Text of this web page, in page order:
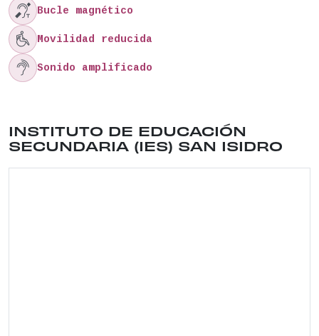
 Bucle magnético
 Movilidad reducida
 Sonido amplificado
INSTITUTO DE EDUCACIÓN
SECUNDARIA (IES) SAN ISIDRO
Ubicación del lugar: CALLE TOLEDO , 39 .